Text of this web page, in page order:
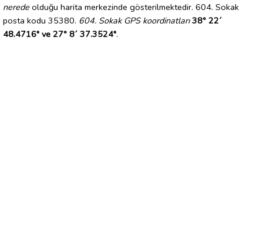
nerede olduğu harita merkezinde gösterilmektedir. 604. Sokak
posta kodu 35380. 604. Sokak GPS koordinatları 38° 22´
48.4716" ve 27° 8´ 37.3524".